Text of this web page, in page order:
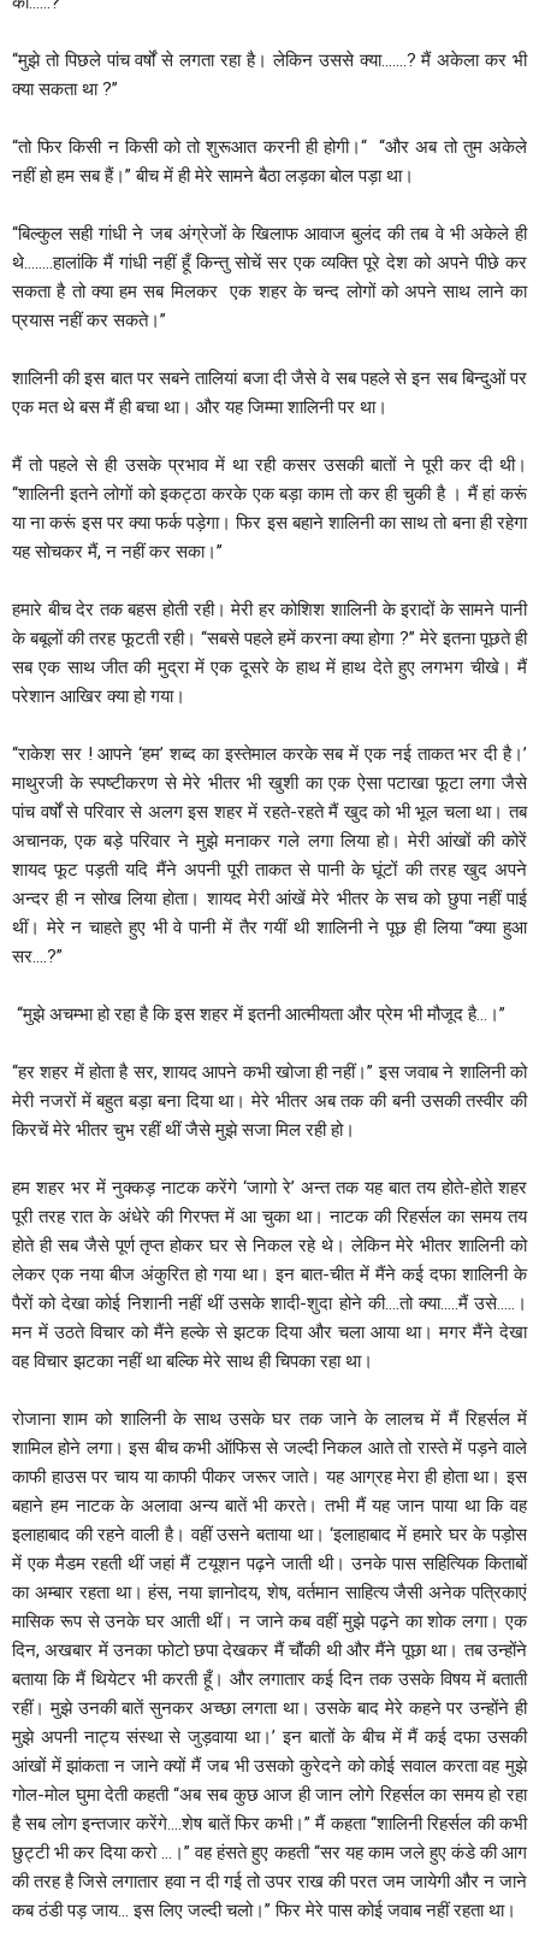
‘‘मुझे तो पिछले पांच वर्षों से लगता रहा है। लेकिन उससे क्या…….? मैं अकेला कर भी
क्या सकता था ?’’
“तो फिर किसी न किसी को तो शुरूआत करनी ही होगी।“ ‘‘और अब तो तुम अकेले
नहीं हो हम सब हैं।’’ बीच में ही मेरे सामने बैठा लड़का बोल पड़ा था।
‘‘बिल्कुल सही गांधी ने जब अंग्रेजों के खिलाफ आवाज बुलंद की तब वे भी अकेले ही
थे……..हालांकि मैं गांधी नहीं हूँ किन्तु सोचें सर एक व्यक्ति पूरे देश को अपने पीछे कर
सकता है तो क्या हम सब मिलकर एक शहर के चन्द लोगों को अपने साथ लाने का
प्रयास नहीं कर सकते।’’
शालिनी की इस बात पर सबने तालियां बजा दी जैसे वे सब पहले से इन सब बिन्दुओं पर
एक मत थे बस मैं ही बचा था। और यह जिम्मा शालिनी पर था।
मैं तो पहले से ही उसके प्रभाव में था रही कसर उसकी बातों ने पूरी कर दी थी।
‘‘शालिनी इतने लोगों को इकट्ठा करके एक बड़ा काम तो कर ही चुकी है । मैं हां करूं
या ना करूं इस पर क्या फर्क पड़ेगा। फिर इस बहाने शालिनी का साथ तो बना ही रहेगा
यह सोचकर मैं, न नहीं कर सका।’’
हमारे बीच देर तक बहस होती रही। मेरी हर कोशिश शालिनी के इरादों के सामने पानी
के बबूलों की तरह फूटती रही। ‘‘सबसे पहले हमें करना क्या होगा ?’’ मेरे इतना पूछते ही
सब एक साथ जीत की मुद्रा में एक दूसरे के हाथ में हाथ देते हुए लगभग चीखे। मैं
परेशान आखिर क्या हो गया।
‘‘राकेश सर ! आपने ‘हम’ शब्द का इस्तेमाल करके सब में एक नई ताकत भर दी है।’
माथुरजी के स्पष्टीकरण से मेरे भीतर भी खुशी का एक ऐसा पटाखा फूटा लगा जैसे
पांच वर्षों से परिवार से अलग इस शहर में रहते-रहते मैं खुद को भी भूल चला था। तब
अचानक, एक बड़े परिवार ने मुझे मनाकर गले लगा लिया हो। मेरी आंखों की कोरें
शायद फूट पड़ती यदि मैंने अपनी पूरी ताकत से पानी के घूंटों की तरह खुद अपने
अन्दर ही न सोख लिया होता। शायद मेरी आंखें मेरे भीतर के सच को छुपा नहीं पाई
थीं। मेरे न चाहते हुए भी वे पानी में तैर गयीं थी शालिनी ने पूछ ही लिया ‘‘क्या हुआ
सर….?’’
‘‘मुझे अचम्भा हो रहा है कि इस शहर में इतनी आत्मीयता और प्रेम भी मौजूद है…।’’
‘‘हर शहर में होता है सर, शायद आपने कभी खोजा ही नहीं।’’ इस जवाब ने शालिनी को
मेरी नजरों में बहुत बड़ा बना दिया था। मेरे भीतर अब तक की बनी उसकी तस्वीर की
किरचें मेरे भीतर चुभ रहीं थीं जैसे मुझे सजा मिल रही हो।
हम शहर भर में नुक्कड़ नाटक करेंगे ‘जागो रे’ अन्त तक यह बात तय होते-होते शहर
पूरी तरह रात के अंधेरे की गिरफ्त में आ चुका था। नाटक की रिहर्सल का समय तय
होते ही सब जैसे पूर्ण तृप्त होकर घर से निकल रहे थे। लेकिन मेरे भीतर शालिनी को
लेकर एक नया बीज अंकुरित हो गया था। इन बात-चीत में मैंने कई दफा शालिनी के
पैरों को देखा कोई निशानी नहीं थीं उसके शादी-शुदा होने की….तो क्या…..मैं उसे…..।
मन में उठते विचार को मैंने हल्के से झटक दिया और चला आया था। मगर मैंने देखा
वह विचार झटका नहीं था बल्कि मेरे साथ ही चिपका रहा था।
रोजाना शाम को शालिनी के साथ उसके घर तक जाने के लालच में मैं रिहर्सल में
शामिल होने लगा। इस बीच कभी ऑफिस से जल्दी निकल आते तो रास्ते में पड़ने वाले
काफी हाउस पर चाय या काफी पीकर जरूर जाते। यह आग्रह मेरा ही होता था। इस
बहाने हम नाटक के अलावा अन्य बातें भी करते। तभी मैं यह जान पाया था कि वह
इलाहाबाद की रहने वाली है। वहीं उसने बताया था। ‘इलाहाबाद में हमारे घर के पड़ोस
में एक मैडम रहती थीं जहां मैं टयूशन पढ़ने जाती थी। उनके पास सहित्यिक किताबों
का अम्बार रहता था। हंस, नया ज्ञानोदय, शेष, वर्तमान साहित्य जैसी अनेक पत्रिकाएं
मासिक रूप से उनके घर आती थीं। न जाने कब वहीं मुझे पढ़ने का शोक लगा। एक
दिन, अखबार में उनका फोटो छपा देखकर मैं चौंकी थी और मैंने पूछा था। तब उन्होंने
बताया कि मैं थियेटर भी करती हूँ। और लगातार कई दिन तक उसके विषय में बताती
रहीं। मुझे उनकी बातें सुनकर अच्छा लगता था। उसके बाद मेरे कहने पर उन्होंने ही
मुझे अपनी नाट्य संस्था से जुड़वाया था।’ इन बातों के बीच में मैं कई दफा उसकी
आंखों में झांकता न जाने क्यों मैं जब भी उसको कुरेदने को कोई सवाल करता वह मुझे
गोल-मोल घुमा देती कहती ‘‘अब सब कुछ आज ही जान लोगे रिहर्सल का समय हो रहा
है सब लोग इन्तजार करेंगे….शेष बातें फिर कभी।’’ मैं कहता ‘‘शालिनी रिहर्सल की कभी
छुट्टी भी कर दिया करो …।’’ वह हंसते हुए कहती ‘‘सर यह काम जले हुए कंडे की आग
की तरह है जिसे लगातार हवा न दी गई तो उपर राख की परत जम जायेगी और न जाने
कब ठंडी पड़ जाय… इस लिए जल्दी चलो।’’ फिर मेरे पास कोई जवाब नहीं रहता था।